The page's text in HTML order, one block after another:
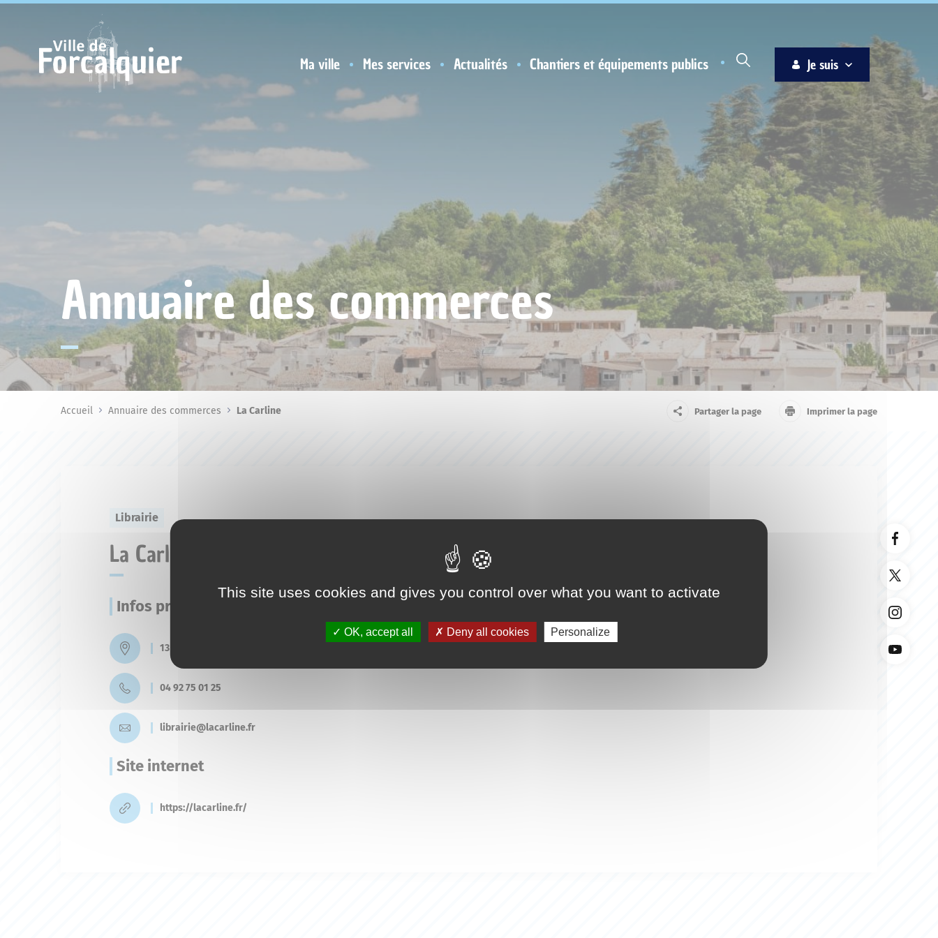
Ma ville Mes services Actualités Chantiers et équipements publics Je suis
Habitant
Associations
Jeune
Entreprise
Ainé
Nouvel
arrivant
Touriste
Annuaire des commerces
Accueil Annuaire des commerces La Carline Partager la page Imprimer la page
Librairie
La Carline
Infos pratiques
13 boulevard des Martyrs de la Résistance -
04 92 75 01 25
librairie@lacarline.fr
Site internet
https://lacarline.fr/
Cookies management panel
This site uses cookies and gives you control over what you want to activate
OK, accept all Deny all cookies Personalize